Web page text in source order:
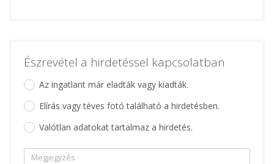
Észrevétel a hirdetéssel kapcsolatban
Az ingatlant már eladták vagy kiadták.
Elírás vagy téves fotó található a hirdetésben.
Valótlan adatokat tartalmaz a hirdetés.